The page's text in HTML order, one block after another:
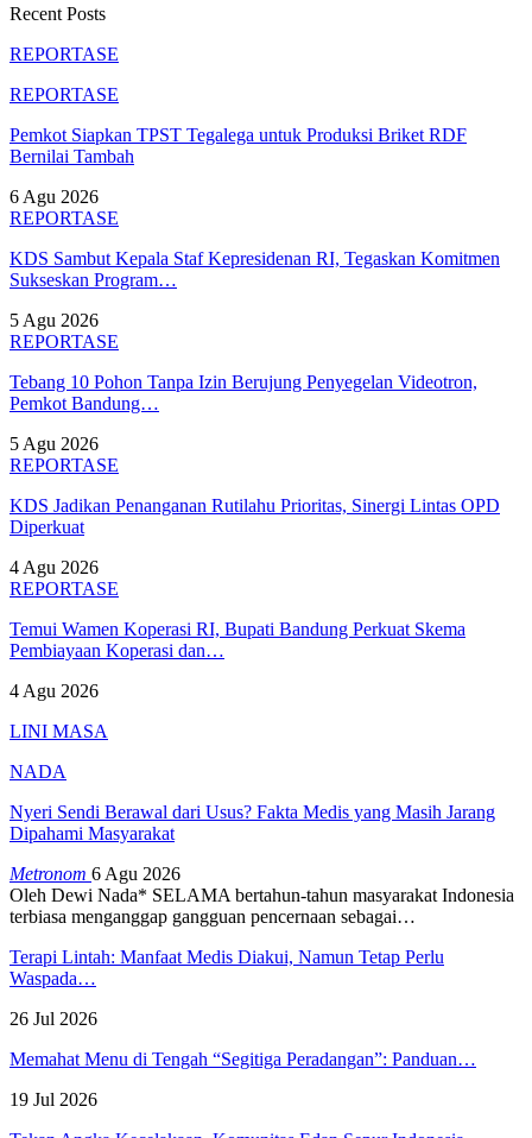
Recent Posts
REPORTASE
REPORTASE
Pemkot Siapkan TPST Tegalega untuk Produksi Briket RDF
Bernilai Tambah
6 Agu 2026
REPORTASE
KDS Sambut Kepala Staf Kepresidenan RI, Tegaskan Komitmen
Sukseskan Program…
5 Agu 2026
REPORTASE
Tebang 10 Pohon Tanpa Izin Berujung Penyegelan Videotron,
Pemkot Bandung…
5 Agu 2026
REPORTASE
KDS Jadikan Penanganan Rutilahu Prioritas, Sinergi Lintas OPD
Diperkuat
4 Agu 2026
REPORTASE
Temui Wamen Koperasi RI, Bupati Bandung Perkuat Skema
Pembiayaan Koperasi dan…
4 Agu 2026
LINI MASA
NADA
Nyeri Sendi Berawal dari Usus? Fakta Medis yang Masih Jarang
Dipahami Masyarakat
Metronom 6 Agu 2026
Oleh Dewi Nada* SELAMA bertahun-tahun masyarakat Indonesia
terbiasa menganggap gangguan pencernaan sebagai…
Terapi Lintah: Manfaat Medis Diakui, Namun Tetap Perlu
Waspada…
26 Jul 2026
Memahat Menu di Tengah “Segitiga Peradangan”: Panduan…
19 Jul 2026